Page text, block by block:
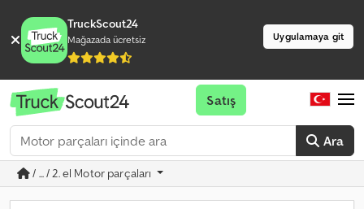
TruckScout24
Mağazada ücretsiz Uygulamaya git
Ara
Satış
/ ... / 2. el Motor parçaları